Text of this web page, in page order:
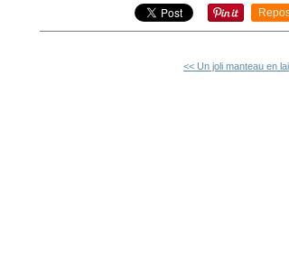
<< Un joli manteau en